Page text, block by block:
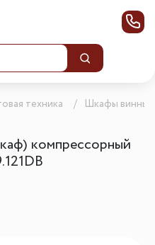
техника
Шкафы винные
компрессорный